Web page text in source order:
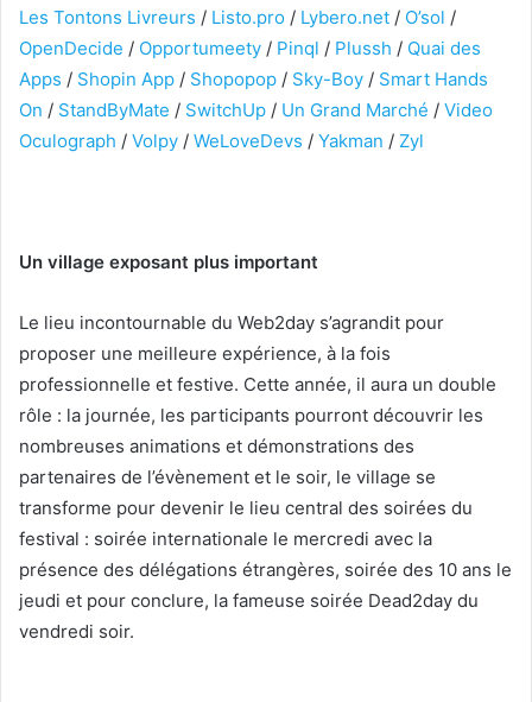
Les Tontons Livreurs / Listo.pro / Lybero.net / O’sol /
OpenDecide / Opportumeety / Pinql / Plussh / Quai des
Apps / Shopin App / Shopopop / Sky-Boy / Smart Hands
On / StandByMate / SwitchUp / Un Grand Marché / Video
Oculograph / Volpy / WeLoveDevs / Yakman / Zyl
Un village exposant plus important
Le lieu incontournable du Web2day s’agrandit pour
proposer une meilleure expérience, à la fois
professionnelle et festive. Cette année, il aura un double
rôle : la journée, les participants pourront découvrir les
nombreuses animations et démonstrations des
partenaires de l’évènement et le soir, le village se
transforme pour devenir le lieu central des soirées du
festival : soirée internationale le mercredi avec la
présence des délégations étrangères, soirée des 10 ans le
jeudi et pour conclure, la fameuse soirée Dead2day du
vendredi soir.